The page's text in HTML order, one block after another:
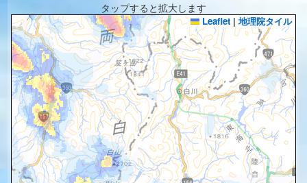
タップすると拡大します
Leaflet | 地理院タイル